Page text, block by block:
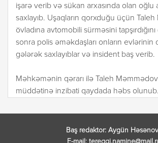
işarə verib və sükan arxasında olan oğlu
saxlayıb. Uşaqların qorxduğu üçün
övladına avtomobili sürməsini
sonra polis əməkdaşları onların evlərinin
gələrək saxlayıblar və insident baş verib.
Məhkəmənin qərarı ilə Taleh
müddətinə inzibati qaydada həbs
Baş redaktor: Aygün
E-mail: